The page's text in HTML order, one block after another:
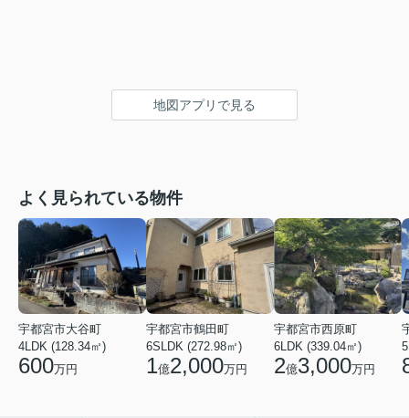
地図アプリで見る
よく見られている物件
宇都宮市大谷町
4LDK (128.34㎡)
600万円
宇都宮市鶴田町
6SLDK (272.98㎡)
1億2,000万円
宇都宮市西原町
6LDK (339.04㎡)
2億3,000万円